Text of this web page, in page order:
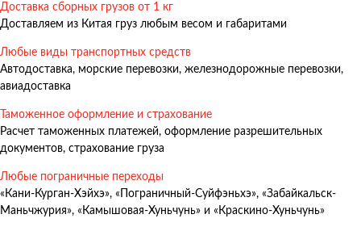
Железнодорожные перевозки
Морские и речные перевозки
Авиадоставка
Негабаритные перевозки
Комплексные логистические решения
Страхование грузов
Доставка сборных грузов от 1 кг
Доставляем из Китая груз любым весом и габаритами
Любые виды транспортных средств
Автодоставка, морские перевозки, железнодорожные перевозки,
авиадоставка
Таможенное оформление и страхование
Расчет таможенных платежей, оформление разрешительных
документов, страхование груза
Любые пограничные переходы
«Кани-Курган-Хэйхэ», «Пограничный-Суйфэньхэ», «Забайкальск-
Маньчжурия», «Камышовая-Хуньчунь» и «Краскино-Хуньчунь»